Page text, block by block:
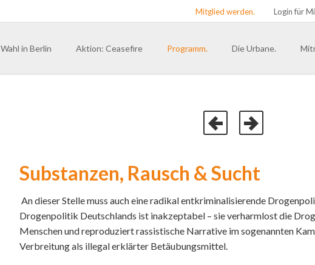
Login für
Mitglied werden.
Wahl in Berlin Aktion: Ceasefire Programm.
Rooted in Hip Hop – Verankert in der
Dekolonialisierung
Barrierefreiheit
FLINTA*
Die Urbane.
du. Berlin
du. Nordrhein-
du. Sachsen-Anhalt
Landesverband
Substanzen, Rausch & Sucht
An dieser Stelle muss auch eine radikal entkriminalisierende
Drogenpolitik Deutschlands ist inakzeptabel – sie verharmlost die
Menschen und reproduziert rassistische Narrative im sogenannten
Verbreitung als illegal erklärter Betäubungsmittel.